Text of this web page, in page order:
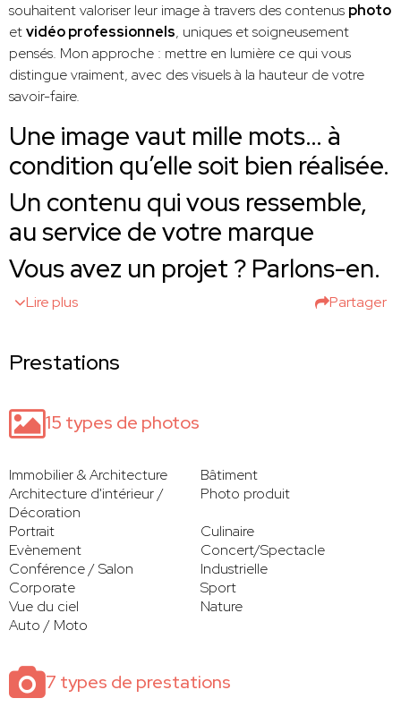
souhaitent valoriser leur image à travers des contenus photo
etvidéo professionnels, uniques et soigneusement
pensés. Mon approche : mettre en lumière ce qui vous
distingue vraiment, avec des visuels à la hauteur de votre
savoir-faire.
Une image vaut mille mots… à
condition qu’elle soit bien réalisée.
Un contenu qui vous ressemble,
au service de votre marque
Vous avez un projet ? Parlons-en.
Lire plus Partager
Prestations
15 types de photos
Immobilier & Architecture
Bâtiment
Architecture d'intérieur /
Décoration
Photo produit
Portrait
Culinaire
Evènement
Concert/Spectacle
Conférence / Salon
Industrielle
Corporate
Sport
Vue du ciel
Nature
Auto / Moto
7 types de prestations